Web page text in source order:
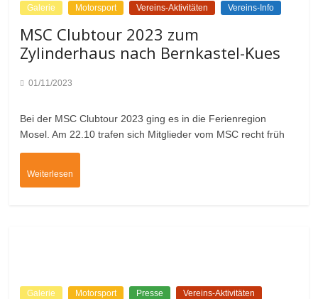
Galerie Motorsport Vereins-Aktivitäten Vereins-Info
MSC Clubtour 2023 zum
Zylinderhaus nach Bernkastel-Kues
01/11/2023
Bei der MSC Clubtour 2023 ging es in die Ferienregion
Mosel. Am 22.10 trafen sich Mitglieder vom MSC recht früh
Weiterlesen
Galerie Motorsport Presse Vereins-Aktivitäten